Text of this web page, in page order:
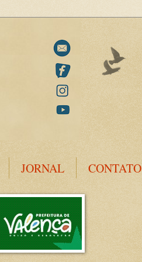
JORNAL CONTATO